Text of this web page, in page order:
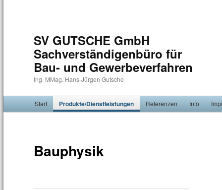
SV GUTSCHE GmbH
Sachverständigenbüro für
Bau- und Gewerbeverfahren
Ing. MMag. Hans-Jürgen Gutsche
Hauptmenü Zum Inhalt wechseln
Zum sekundären Inhalt wechseln
Start Produkte/Dienstleistungen Referenzen Info
Bauphysik